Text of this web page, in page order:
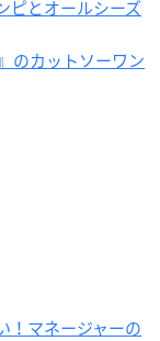
ピとオールシーズ
のカットソーワン
！マネージャーの